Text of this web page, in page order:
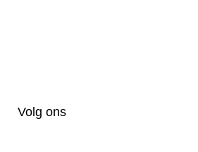
Volg ons